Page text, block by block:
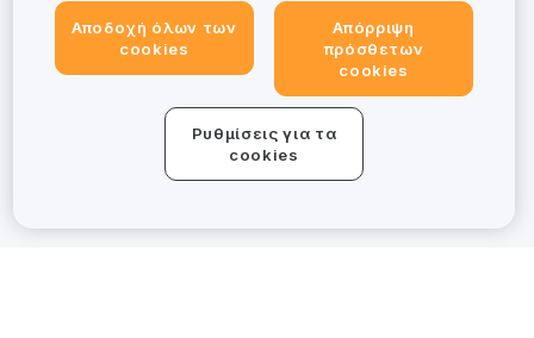
κινδύνους, συμπεριλαμβανομένης της υψηλής
μεταβλητότητας και της πιθανής απώλειας όλου του
κεφαλαίου. Για μια λεπτομερή επισκόπηση, διάβασε τη
Γνωστοποίηση κινδύνου. Παρόλο που η Bybit EU
κατέχει άδεια MiCAR για συγκεκριμένες υπηρεσίες,
ορισμένες προσφορές στο bybit.eu/el-EU βρίσκονται
εκτός του πεδίου εφαρμογής της ρυθμιστικής
Αποδοχή όλων των
cookies
Απόρριψη
πρόσθετων
cookies
Ρυθμίσεις για τα
cookies